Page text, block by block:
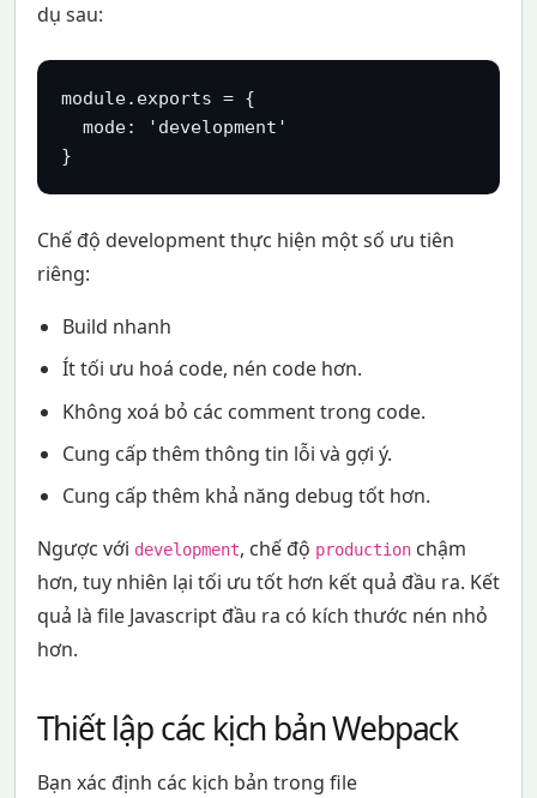
dụ sau:
module.exports = {
mode: 'development'
}
Chế độ development thực hiện một số ưu tiên
riêng:
Build nhanh
Ít tối ưu hoá code, nén code hơn.
Không xoá bỏ các comment trong code.
Cung cấp thêm thông tin lỗi và gợi ý.
Cung cấp thêm khả năng debug tốt hơn.
Ngược với development, chế độ productionchậm
hơn, tuy nhiên lại tối ưu tốt hơn kết quả đầu ra. Kết
quả là file Javascript đầu ra có kích thước nén nhỏ
hơn.
Thiết lập các kịch bản Webpack
Bạn xác định các kịch bản trong file